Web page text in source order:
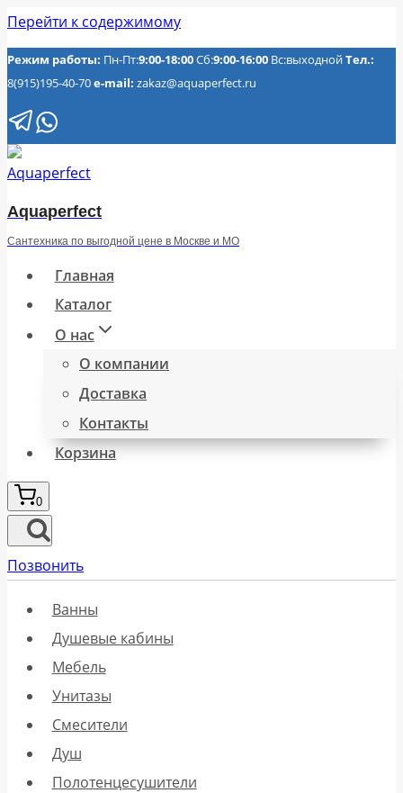
Перейти к содержимому
Режим работы: Пн-Пт:9:00-18:00Сб:9:00-16:00 Вс:выходнойТел.:
8(915)195-40-70e-mail: zakaz@aquaperfect.ru
Aquaperfect
Сантехника по выгодной цене в Москве и МО
Главная
Каталог
О нас
О компании
Доставка
Контакты
Корзина
0
Позвонить
Ванны
Душевые кабины
Мебель
Унитазы
Смесители
Душ
Полотенцесушители